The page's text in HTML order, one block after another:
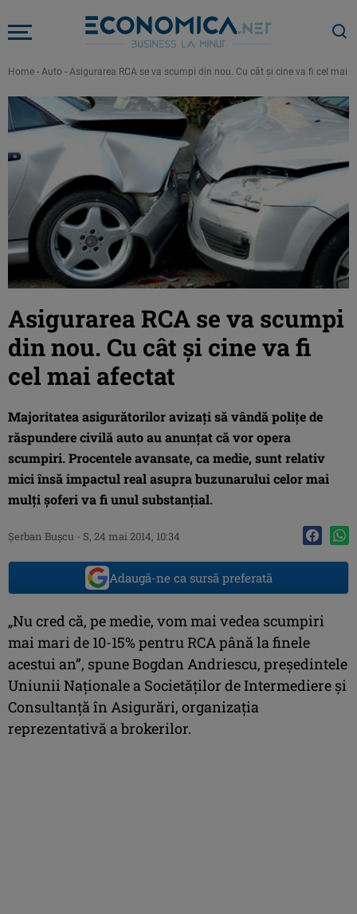
Home - Auto - Asigurarea RCA se va scumpi din nou. Cu cât şi cine va fi cel mai
Asigurarea RCA se va scumpi
din nou. Cu cât şi cine va fi
cel mai afectat
Majoritatea asigurătorilor avizaţi să vândă poliţe de
răspundere civilă auto au anunţat că vor opera
scumpiri. Procentele avansate, ca medie, sunt relativ
mici însă impactul real asupra buzunarului celor mai
mulţi şoferi va fi unul substanţial.
Şerban Buşcu - S, 24 mai 2014, 10:34
Adaugă-ne ca sursă preferată
„Nu cred că, pe medie, vom mai vedea scumpiri
mai mari de 10-15% pentru RCA până la finele
acestui an”, spune Bogdan Andriescu, preşedintele
Uniunii Naţionale a Societăţilor de Intermediere şi
Consultanţă în Asigurări, organizaţia
reprezentativă a brokerilor.